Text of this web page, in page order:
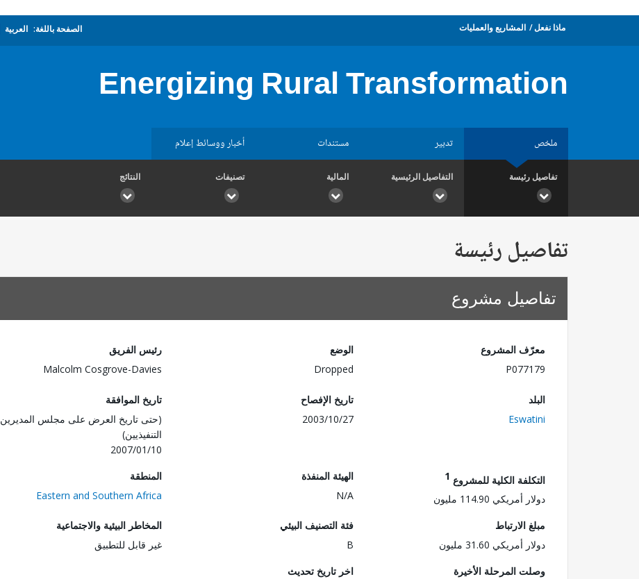
ماذا نفعل المشاريع والعمليات الصفحة باللغة: العربية
Energizing Rural Transformation
ملخص تدبير مستندات أخبار ووسائط إعلام
تفاصيل رئيسة التفاصيل الرئيسية المالية تصنيفات النتائج
تفاصيل رئيسة
تفاصيل مشروع
معرّف المشروع
P077179
الوضع
Dropped
رئيس الفريق
Malcolm Cosgrove-Davies
البلد
Eswatini
تاريخ الإفصاح
2003/10/27
تاريخ الموافقة
(حتى تاريخ العرض على مجلس المديرين
التنفيذيين)
2007/01/10
التكلفة الكلية للمشروع 1
دولار أمريكي 114.90 مليون
الهيئة المنفذة
N/A
المنطقة
Eastern and Southern Africa
مبلغ الارتباط
دولار أمريكي 31.60 مليون
فئة التصنيف البيئي
B
المخاطر البيئية والاجتماعية
غير قابل للتطبيق
وصلت المرحلة الأخيرة
اخر تاريخ تحديث